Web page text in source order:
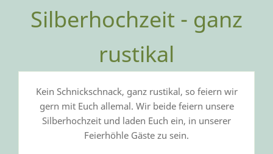
Silberhochzeit - ganz
rustikal
Kein Schnickschnack, ganz rustikal, so feiern wir
gern mit Euch allemal. Wir beide feiern unsere
Silberhochzeit und laden Euch ein, in unserer
Feierhöhle Gäste zu sein.